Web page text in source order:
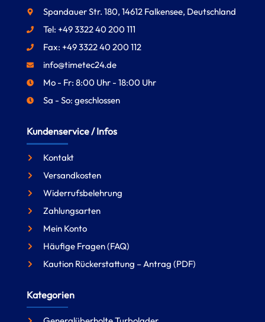
Spandauer Str. 180, 14612 Falkensee, Deutschland
Tel: +49 3322 40 200 111
Fax: +49 3322 40 200 112
info@timetec24.de
Mo - Fr: 8:00 Uhr - 18:00 Uhr
Sa - So: geschlossen
Kundenservice / Infos
Kontakt
Versandkosten
Widerrufsbelehrung
Zahlungsarten
Mein Konto
Häufige Fragen (FAQ)
Kaution Rückerstattung – Antrag (PDF)
Kategorien